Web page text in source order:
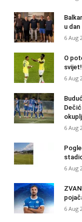
u dan
6 Aug
O
svijet!
6 Aug
6 Aug
6 Aug
6 Aug